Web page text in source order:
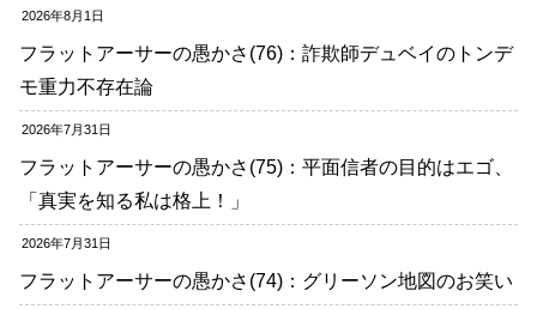
2026年8月1日
フラットアーサーの愚かさ(76)：詐欺師デュベイのトンデ
モ重力不存在論
2026年7月31日
フラットアーサーの愚かさ(75)：平面信者の目的はエゴ、
「真実を知る私は格上！」
2026年7月31日
フラットアーサーの愚かさ(74)：グリーソン地図のお笑い